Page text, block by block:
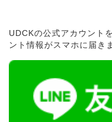
UDCKの公式アカウント
ント情報がスマホに届き